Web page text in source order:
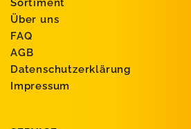
Sortiment
Über uns
FAQ
AGB
Datenschutzerklärung
Impressum